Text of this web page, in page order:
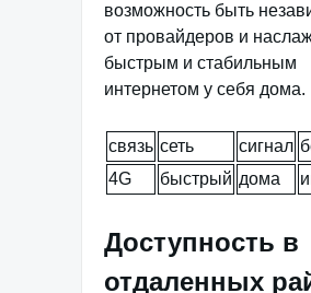
возможность быть
от провайдеров и
быстрым и стабильным
интернетом у себя дома.
связь сеть сигнал
4G
быстрый дома
Доступность в
отдаленных